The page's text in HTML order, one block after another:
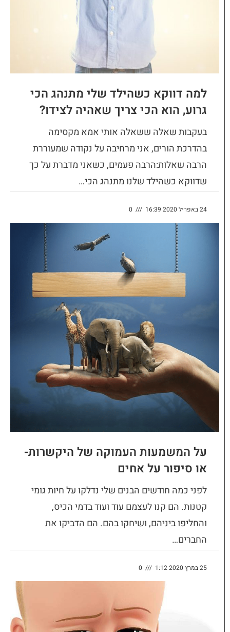
למה דווקא כשהילד שלי מתנהג הכי
גרוע, הוא הכי צריך שאהיה לצידו?
בעקבות שאלה ששאלה אותי אמא מקסימה
בהדרכת הורים, אני מרחיבה על נקודה שמעוררת
הרבה שאלות:הרבה פעמים, כשאני מדברת על כך
שדווקא כשהילד שלנו מתנהג הכי…
24 באפריל 2020 16:39 ///
0
על המשמעות העמוקה של היקשרות-
או סיפור על אחים
לפני כמה חודשים הבנים שלי נדלקו על חיות גומי
קטנות. הם קנו לעצמם עוד ועוד בדמי הכיס,
והחליפו ביניהם, ושיחקו בהם. הם הדביקו את
החברים…
25 במרץ 2020 1:12 ///
0